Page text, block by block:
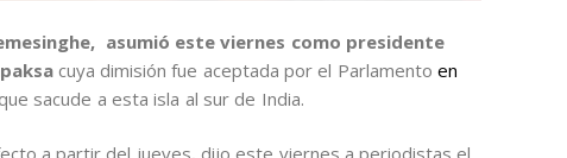
asumió este viernes como presidente
cuya dimisión fue aceptada por el Parlamento en
sacude a esta isla al sur de India.